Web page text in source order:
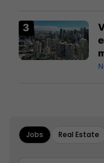
Jobs Real Estate